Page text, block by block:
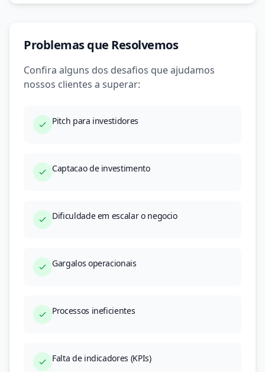
Problemas que Resolvemos
Confira alguns dos desafios que ajudamos
nossos clientes a superar:
Pitch para investidores
Captacao de investimento
Dificuldade em escalar o negocio
Gargalos operacionais
Processos ineficientes
Falta de indicadores (KPIs)